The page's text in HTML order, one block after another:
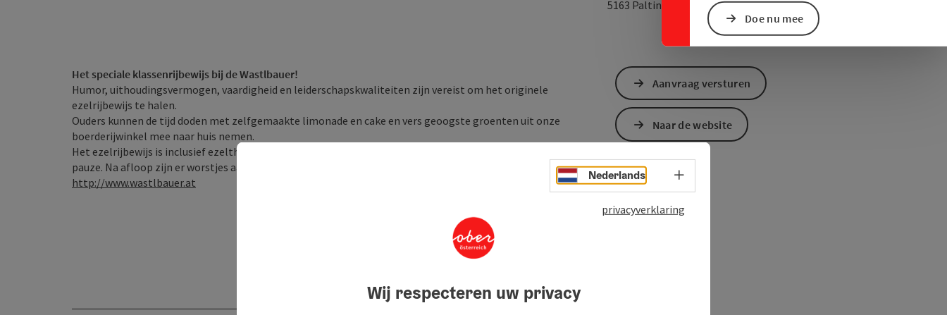
Doe nu mee
5163 Palting Openen in Google Maps
Het speciale klassenrijbewijs bij de Wastlbauer!
Humor, uithoudingsvermogen, vaardigheid en leiderschapskwaliteiten zijn vereist om het originele
ezelrijbewijs te halen.
Ouders kunnen de tijd doden met zelfgemaakte limonade en cake en vers geoogste groenten uit onze
boerderijwinkel mee naar huis nemen.
Het ezelrijbewijs is inclusief ezeltheorie en praktijk, een korte ezelwandeling en versnaperingen tijdens de
pauze. Na afloop zijn er worstjes aan het spit en stokbrood rond het kampvuur.
http://www.wastlbauer.at
Aanvraag versturen
Naar de website
Nederlands Taalkeuze - menu openen
privacyverklaring
Wij respecteren uw privacy